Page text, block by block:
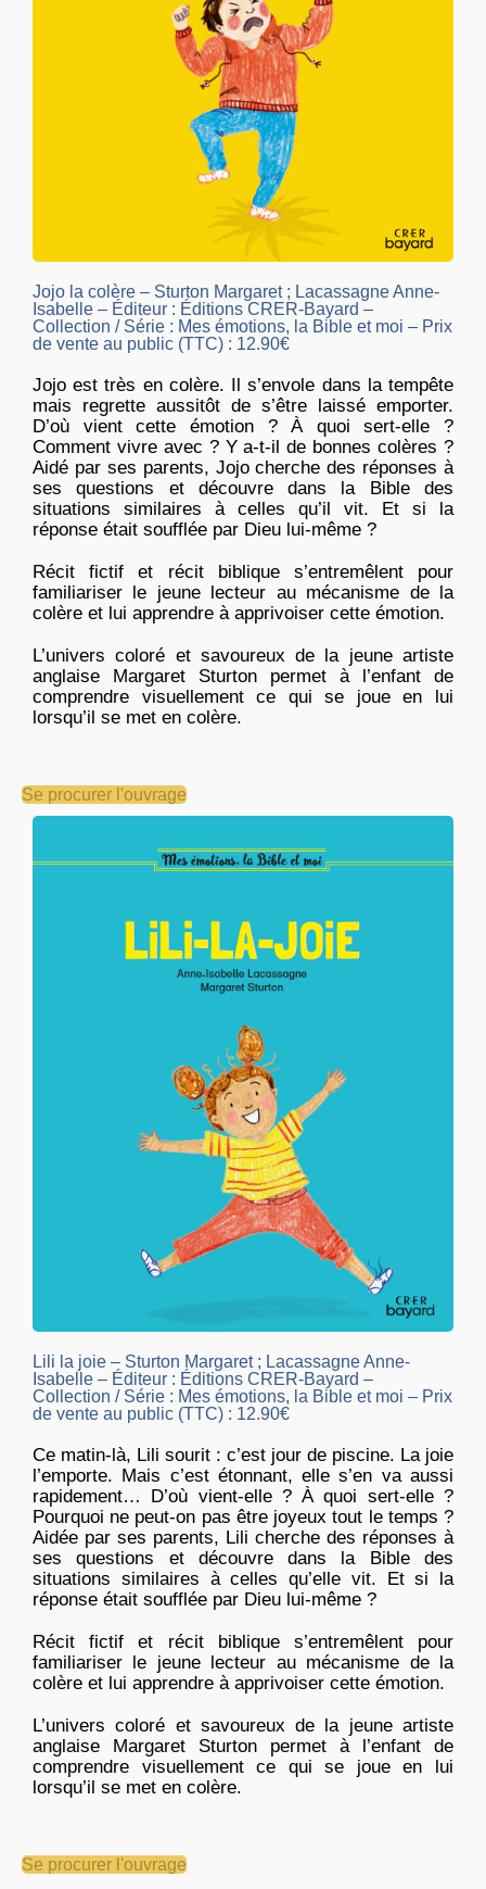
Jojo la colère – Sturton Margaret ; Lacassagne Anne-
Isabelle – Éditeur : Éditions CRER-Bayard –
Collection / Série : Mes émotions, la Bible et moi – Prix
de vente au public (TTC) : 12.90€
Jojo est très en colère. Il s’envole dans la tempête
mais regrette aussitôt de s’être laissé emporter.
D’où vient cette émotion ? À quoi sert-elle ?
Comment vivre avec ? Y a-t-il de bonnes colères ?
Aidé par ses parents, Jojo cherche des réponses à
ses questions et découvre dans la Bible des
situations similaires à celles qu’il vit. Et si la
réponse était soufflée par Dieu lui-même ?
Récit fictif et récit biblique s’entremêlent pour
familiariser le jeune lecteur au mécanisme de la
colère et lui apprendre à apprivoiser cette émotion.
L’univers coloré et savoureux de la jeune artiste
anglaise Margaret Sturton permet à l’enfant de
comprendre visuellement ce qui se joue en lui
lorsqu’il se met en colère.
Se procurer l'ouvrage
Lili la joie – Sturton Margaret ; Lacassagne Anne-
Isabelle – Éditeur : Éditions CRER-Bayard –
Collection / Série : Mes émotions, la Bible et moi – Prix
de vente au public (TTC) : 12.90€
Ce matin-là, Lili sourit : c’est jour de piscine. La joie
l’emporte. Mais c’est étonnant, elle s’en va aussi
rapidement… D’où vient-elle ? À quoi sert-elle ?
Pourquoi ne peut-on pas être joyeux tout le temps ?
Aidée par ses parents, Lili cherche des réponses à
ses questions et découvre dans la Bible des
situations similaires à celles qu’elle vit. Et si la
réponse était soufflée par Dieu lui-même ?
Récit fictif et récit biblique s’entremêlent pour
familiariser le jeune lecteur au mécanisme de la
colère et lui apprendre à apprivoiser cette émotion.
L’univers coloré et savoureux de la jeune artiste
anglaise Margaret Sturton permet à l’enfant de
comprendre visuellement ce qui se joue en lui
lorsqu’il se met en colère.
Se procurer l'ouvrage